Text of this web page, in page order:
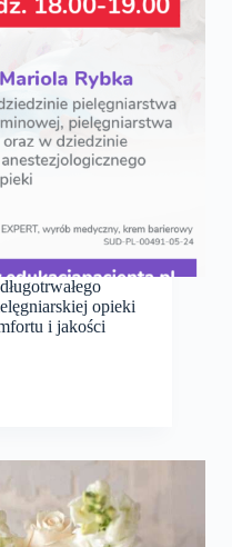
opieki
i jakości